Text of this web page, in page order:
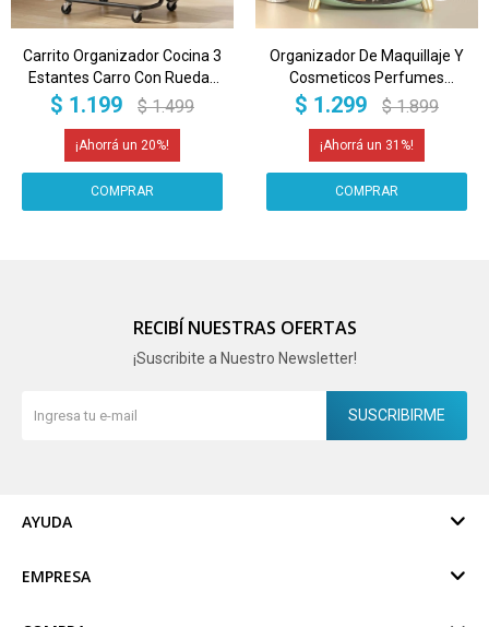
Carrito Organizador Cocina 3
Estantes Carro Con Ruedas
Almacenamiento Imback
$ 1.199 $ 1.499
20
Organizador De Maquillaje Y
Cosmeticos Perfumes
Acrilico Beauty Imback Color
$ 1.299 $ 1.899
31
RECIBÍ NUESTRAS OFERTAS
¡Suscribite a Nuestro Newsletter!
SUSCRIBIRME
AYUDA
EMPRESA